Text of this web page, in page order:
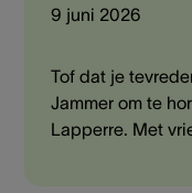
9 juni 2026
Tof dat je
Jammer om te
Lapperre. Met